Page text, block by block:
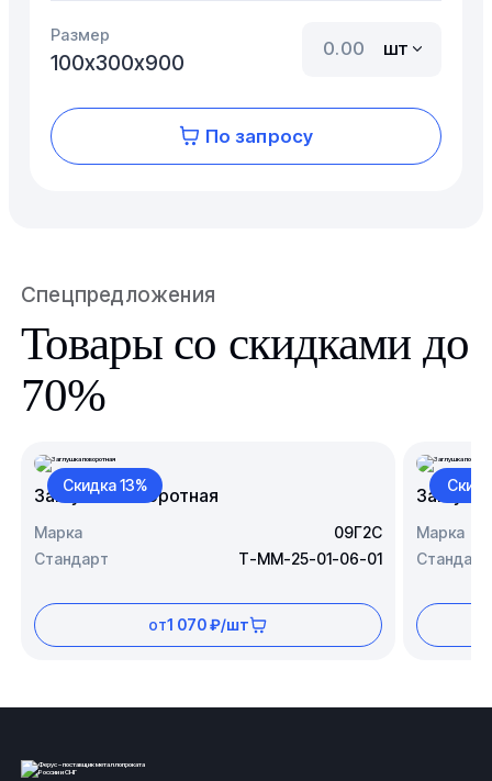
Размер
100х300х900
шт
По запросу
Спецпредложения
Товары со скидками до
70%
Скидка 13%
Заглушка поворотная
Марка
09Г2С
Стандарт
Т-ММ-25-01-06-01
от1 070 ₽/шт
Марка
Стандарт